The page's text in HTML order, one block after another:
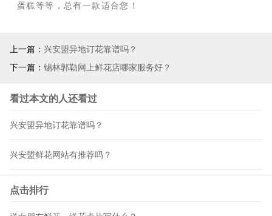
蛋糕等等，总有一款适合您！
上一篇： 兴安盟异地订花靠谱吗？
下一篇： 锡林郭勒网上鲜花店哪家服务好？
看过本文的人还看过
兴安盟异地订花靠谱吗？
兴安盟鲜花网站有推荐吗？
点击排行